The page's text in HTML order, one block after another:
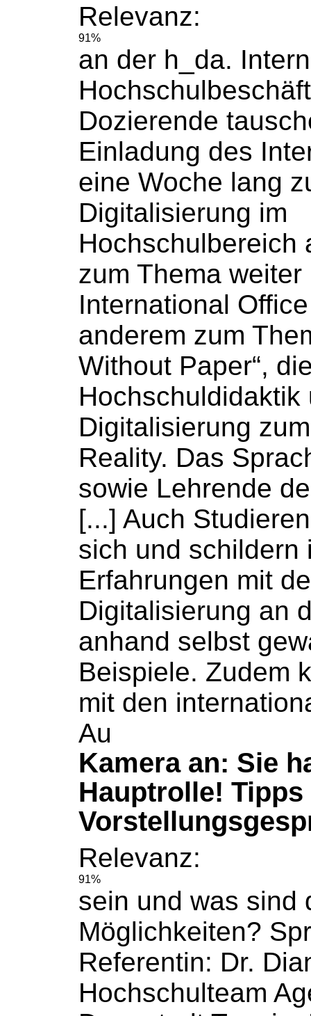
Relevanz:
91%
an der h_da.
Dozierende
Einladung des
eine Woche lang
Digitalisierung im
Hochschulbereich
zum Thema weiter
International
anderem zum
Without Paper“,
Hochschuldidaktik
Digitalisierung
Reality. Das
sowie Lehrende
[...] Auch
sich und schildern
Erfahrungen mit
Digitalisierung an
anhand selbst
Beispiele. Zudem
mit den
Au
Kamera an: Sie
Hauptrolle!
Relevanz:
91%
sein und was sind
Möglichkeiten?
Referentin: Dr.
Hochschulteam